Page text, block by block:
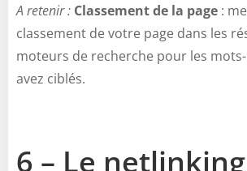
A retenir : Classement de la page :
classement de votre page dans les
moteurs de recherche pour les
avez ciblés.
6 – Le netlinking